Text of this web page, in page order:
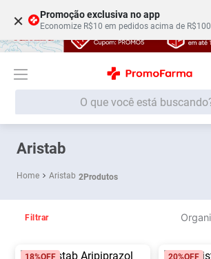
× Promoção exclusiva no app
Economize R$10 em pedidos acima de R$100
O que você está buscando?
Aristab
Aristab 2Produtos
Filtrar
18%OFF 20%OFF
Termos mais buscados
1 Fralda
3º